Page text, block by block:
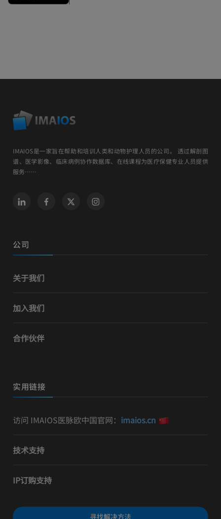
IMAIOS是一家旨在帮助和培训人类和动物护理人员的公司。 透过解剖图
谱、医学影像、临床病例协作数据库、在线课程为医疗保健专业人员提供
服务……
公司
关于我们
加入我们
合作伙伴
实用链接
访问 IMAIOS医脉欧中国官网： imaios.cn
技术支持
IP订购支持
寻找解决方法